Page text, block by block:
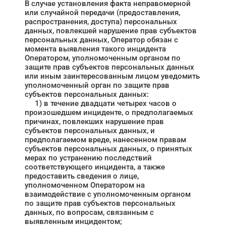
В случае установления факта неправомерной
или случайной передачи (предоставления,
распространения, доступа) персональных
данных, повлекшей нарушение прав субъектов
персональных данных, Оператор обязан с
момента выявления такого инцидента
Оператором, уполномоченным органом по
защите прав субъектов персональных данных
или иным заинтересованным лицом уведомить
уполномоченный орган по защите прав
субъектов персональных данных:
1) в течение двадцати четырех часов о
произошедшем инциденте, о предполагаемых
причинах, повлекших нарушение прав
субъектов персональных данных, и
предполагаемом вреде, нанесенном правам
субъектов персональных данных, о принятых
мерах по устранению последствий
соответствующего инцидента, а также
предоставить сведения о лице,
уполномоченном Оператором на
взаимодействие с уполномоченным органом
по защите прав субъектов персональных
данных, по вопросам, связанным с
выявленным инцидентом;